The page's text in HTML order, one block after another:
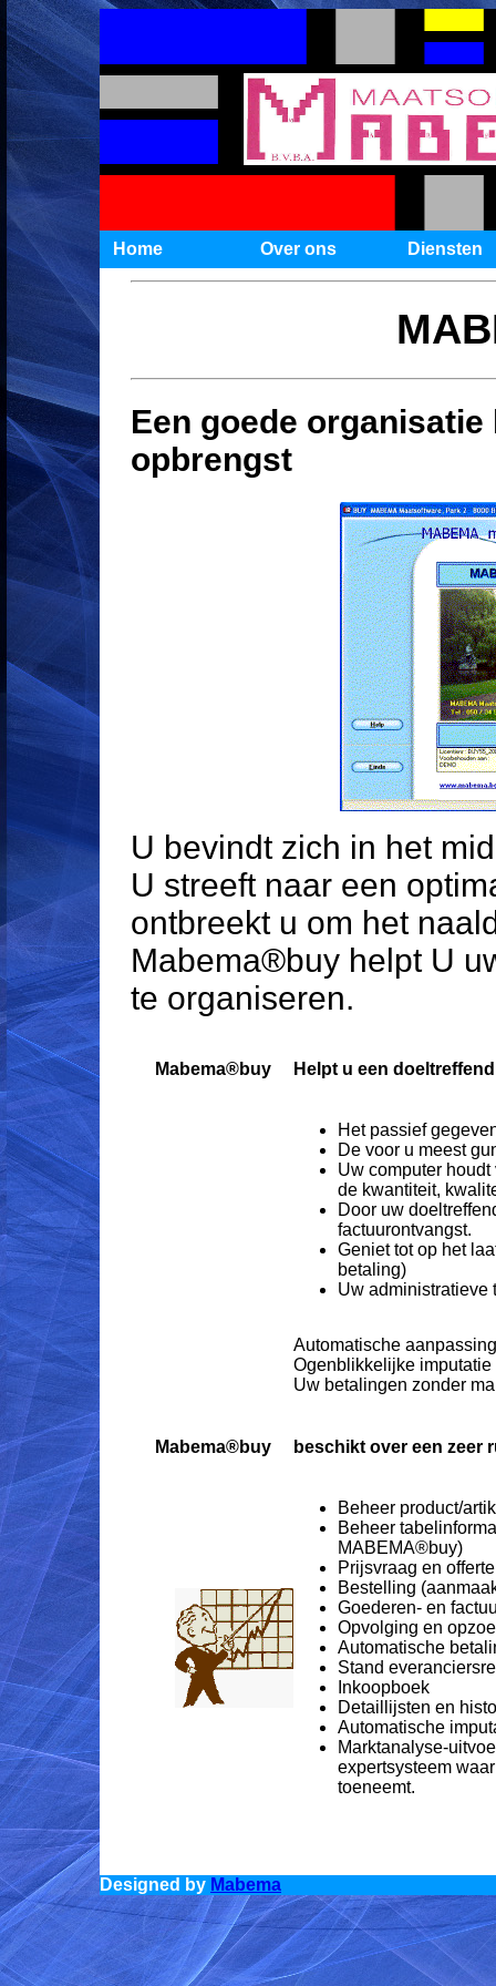
Home Over ons Diensten
Een goede
opbrengst
U bevindt zich in het
U streeft naar een
ontbreekt u om het
Mabema®buy helpt U
te organiseren.
Mabema®buy Helpt u een
Het passief
De voor u meest
Uw computer
de kwantiteit,
Door uw
factuurontvangst.
Geniet tot op het
betaling)
Uw administratieve
Automatische
Ogenblikkelijke
Uw betalingen zonder
Mabema®buy beschikt over een zeer
Beheer product/
Beheer
MABEMA®buy)
Prijsvraag en
Bestelling
Goederen- en
Opvolging en
Automatische
Stand
Inkoopboek
Detaillijsten en
Automatische
Marktanalyse-
expertsysteem
toeneemt.
Designed by Mabema